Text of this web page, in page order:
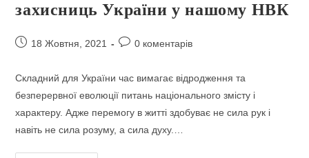
захисниць України у нашому НВК
Запис18 Жовтня, 2021
Коментарі
0 коментарів
Складний для України час вимагає відродження та
безперервної еволюції питань національного змісту і
характеру. Адже перемогу в житті здобуває не сила рук і
навіть не сила розуму, а сила духу.…